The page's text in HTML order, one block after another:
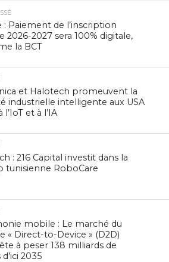
: Paiement de l’inscription
2026-2027 sera 100% digitale,
la BCT
et Halotech promeuvent la
industrielle intelligente aux USA
l’IoT et à l’IA
: 216 Capital investit dans la
tunisienne RoboCare
mobile : Le marché du
« Direct-to-Device » (D2D)
à peser 138 milliards de
2035